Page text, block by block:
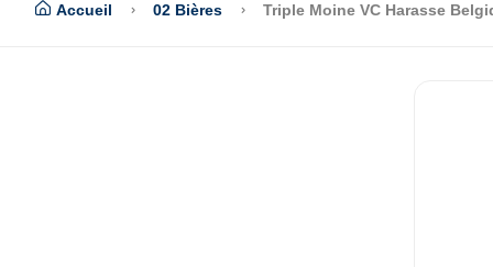
Accueil 02 Bières Triple Moine VC Harasse